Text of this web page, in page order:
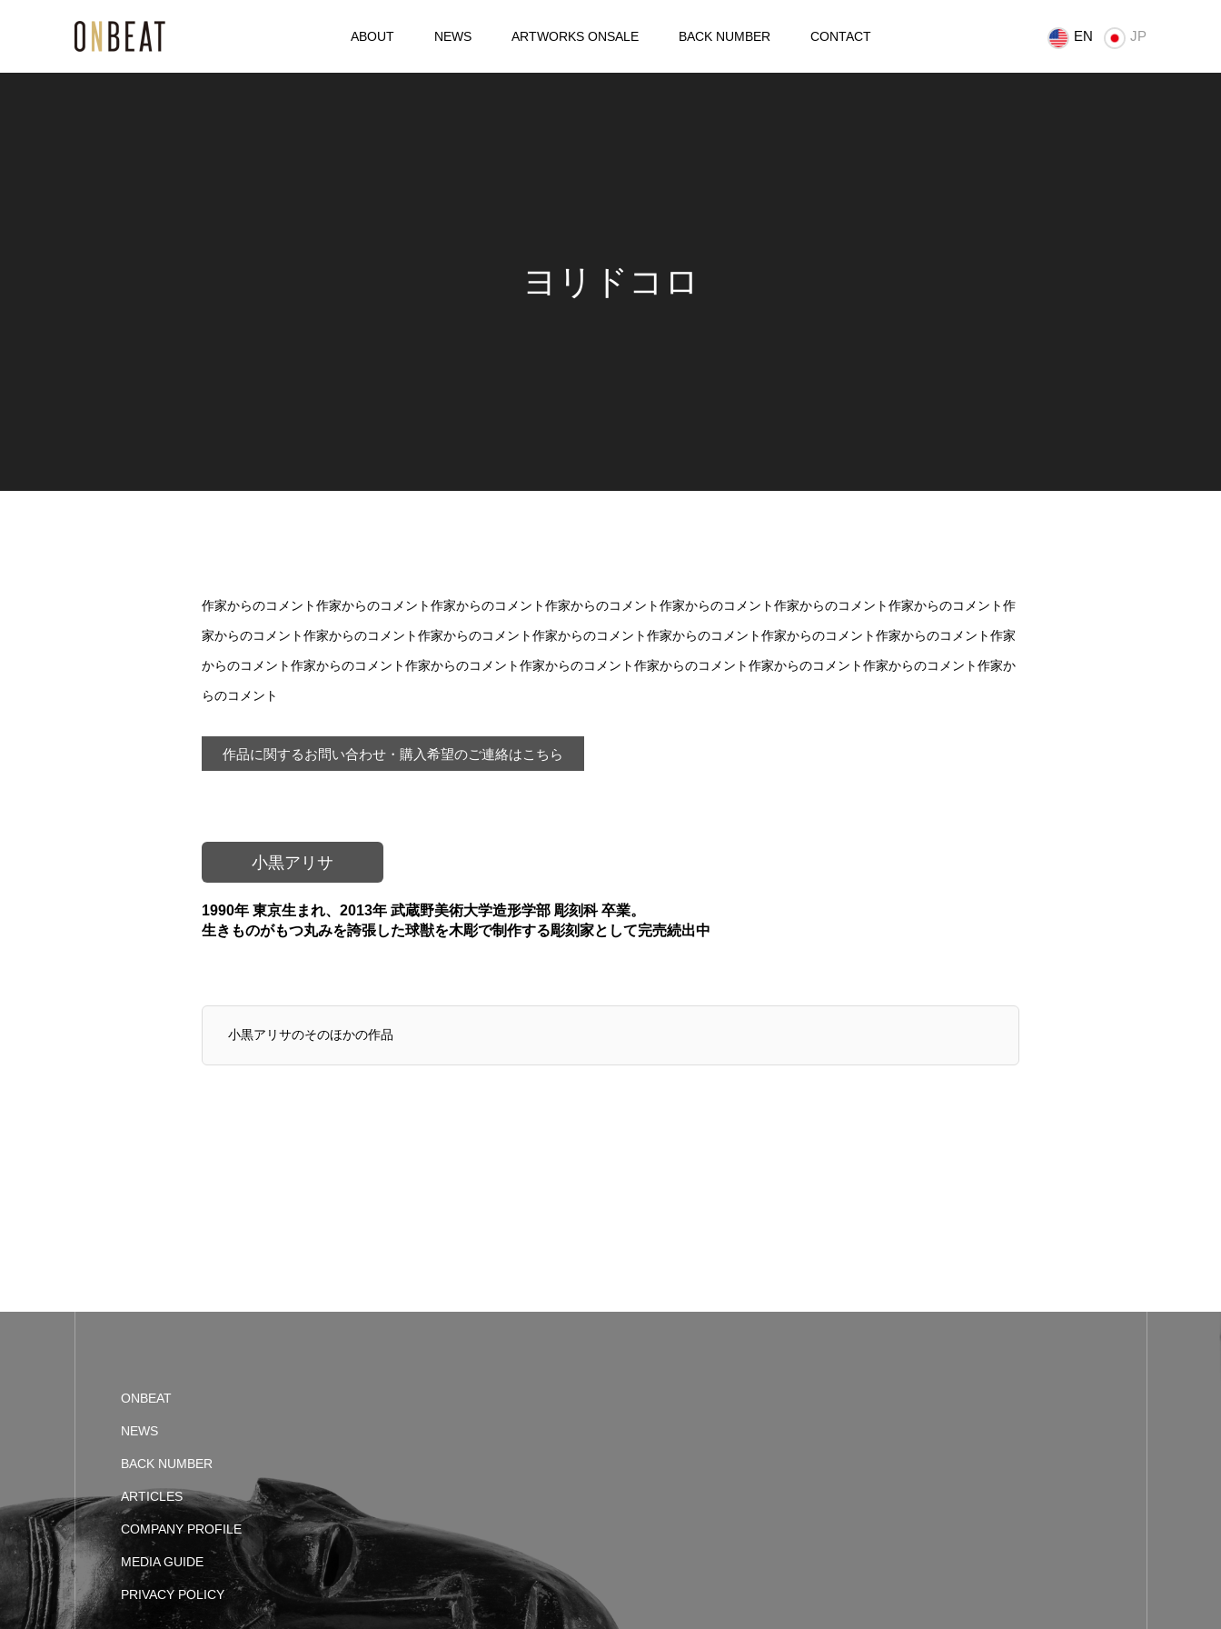
ABOUT NEWS ARTWORKS ONSALE BACK NUMBER CONTACT EN JP
ヨリドコロ
作家からのコメント作家からのコメント作家からのコメント作家からのコメント作家からのコメント作家からのコメント作家からのコメント作
家からのコメント作家からのコメント作家からのコメント作家からのコメント作家からのコメント作家からのコメント作家からのコメント作家
からのコメント作家からのコメント作家からのコメント作家からのコメント作家からのコメント作家からのコメント作家からのコメント作家か
らのコメント
作品に関するお問い合わせ・購入希望のご連絡はこちら
小黒アリサ
1990年 東京生まれ、2013年 武蔵野美術大学造形学部 彫刻科 卒業。
生きものがもつ丸みを誇張した球獣を木彫で制作する彫刻家として完売続出中
小黒アリサのそのほかの作品
ONBEAT
NEWS
BACK NUMBER
ARTICLES
COMPANY PROFILE
MEDIA GUIDE
PRIVACY POLICY